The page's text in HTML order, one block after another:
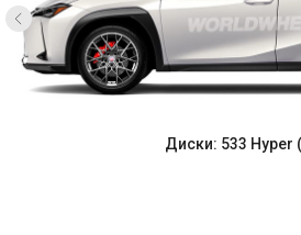
Диски: 533 Hyper